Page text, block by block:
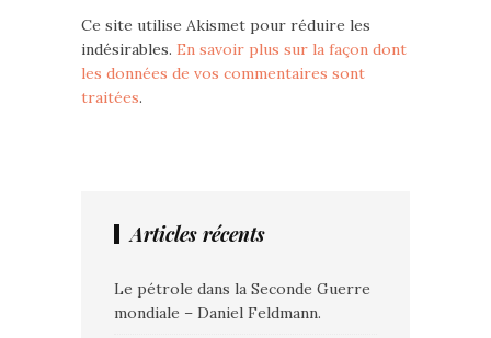
Ce site utilise Akismet pour réduire les
indésirables. En savoir plus sur la façon dont
les données de vos commentaires sont
traitées.
Articles récents
Le pétrole dans la Seconde Guerre
mondiale – Daniel Feldmann.